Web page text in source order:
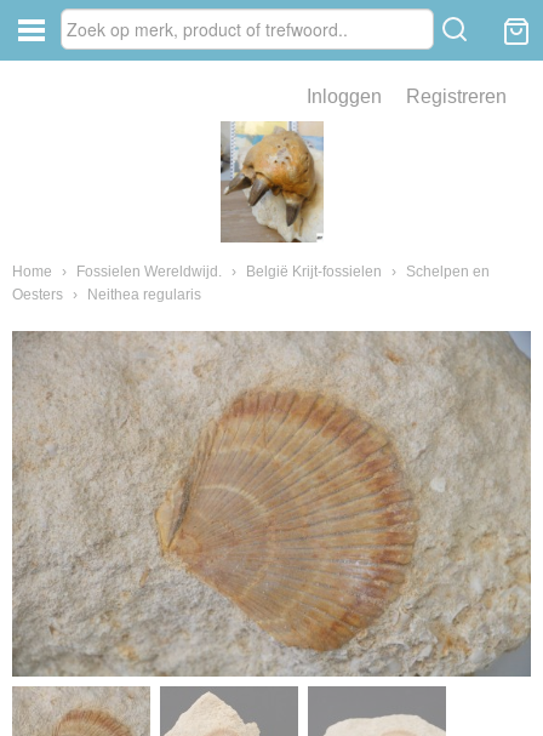
Inloggen Registreren
Home › Fossielen Wereldwijd. › België Krijt-fossielen ›
Schelpen en
Oesters
› Neithea regularis
van fossielen en mineralen